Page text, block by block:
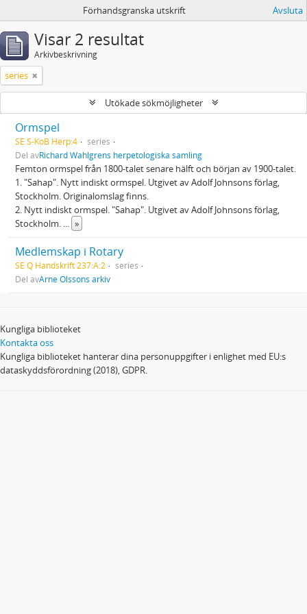
Förhandsgranska utskrift Avsluta
Visar 2 resultat
Arkivbeskrivning
series
Utökade sökmöjligheter
Ormspel
SE S-KoB Herp:4
series
Del avRichard Wahlgrens herpetologiska samling
Femton ormspel från 1800-talet senare hälft och början av 1900-talet.
1. "Sahap". Nytt indiskt ormspel. Utgivet av Adolf Johnsons förlag,
Stockholm. Originalomslag finns.
2. Nytt indiskt ormspel. "Sahap". Utgivet av Adolf Johnsons förlag,
Stockholm. ... »
Medlemskap i Rotary
SE Q Handskrift 237:A:2
series
Del avArne Olssons arkiv
Kungliga biblioteket
Kontakta oss
Kungliga biblioteket hanterar dina personuppgifter i enlighet med EU:s
dataskyddsförordning (2018), GDPR.